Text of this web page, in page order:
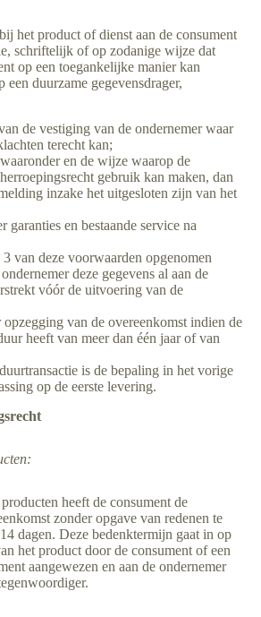
het product of dienst aan de consument
schriftelijk of op zodanige wijze dat
op een toegankelijke manier kan
een duurzame gegevensdrager,
de vestiging van de ondernemer waar
terecht kan;
en de wijze waarop de
gebruik kan maken, dan
inzake het uitgesloten zijn van het
garanties en bestaande service na
van deze voorwaarden opgenomen
deze gegevens al aan de
vóór de uitvoering van de
opzegging van de overeenkomst indien de
heeft van meer dan één jaar of van
is de bepaling in het vorige
op de eerste levering.
heeft de consument de
zonder opgave van redenen te
dagen. Deze bedenktermijn gaat in op
het product door de consument of een
aangewezen en aan de ondernemer